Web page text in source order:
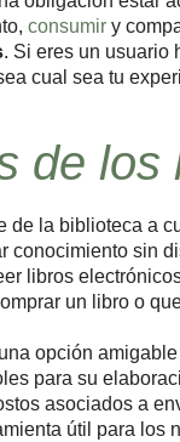
consumir y
. Si eres un usuario
cual sea tu
de
de la biblioteca a
conocimiento sin
libros
un libro o
opción
para su
asociados a
útil para los